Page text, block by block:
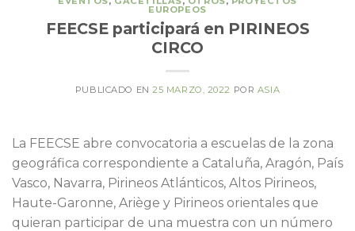
EUROPEOS
FEECSE participará en PIRINEOS
CIRCO
PUBLICADO EN25 MARZO, 2022 POR ASIA
La FEECSE abre convocatoria a escuelas de la zona
geográfica correspondiente a Cataluña, Aragón, País
Vasco, Navarra, Pirineos Atlánticos, Altos Pirineos,
Haute-Garonne, Ariège y Pirineos orientales que
quieran participar de una muestra con un número